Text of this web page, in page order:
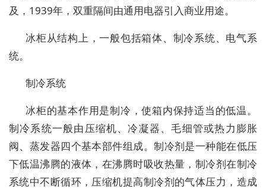
及，1939年，双重隔间由通用电器引入商业用途。
冰柜从结构上，一般包括箱体、制冷系统、电气系
统。
制冷系统
冰柜的基本作用是制冷，使箱内保持适当的低温。
制冷系统一般由压缩机、冷凝器、毛细管或热力膨胀
阀、蒸发器四个基本部件组成。制冷剂是一种能在低压
下低温沸腾的液体，在沸腾时吸收热量，制冷剂在制冷
系统中不断循环，压缩机提高制冷剂的气体压力，造成